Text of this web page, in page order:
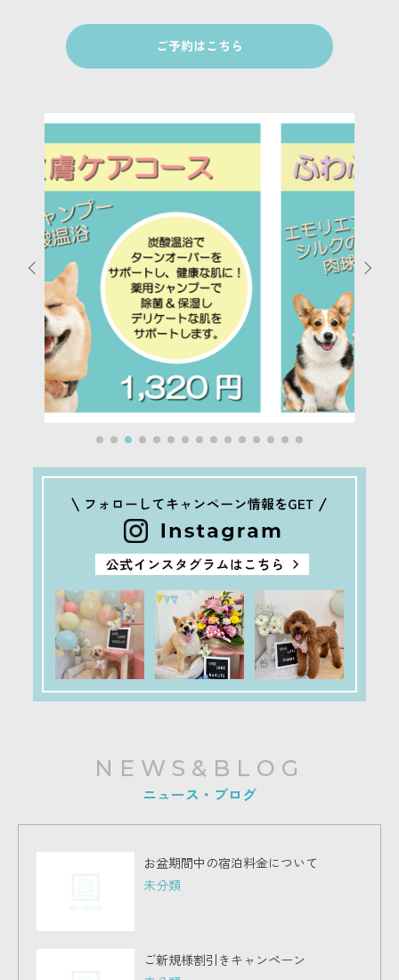
ご予約はこちら
NEWS&BLOG
ニュース・ブログ
お盆期間中の宿泊料金について
未分類
ご新規様割引きキャンペーン